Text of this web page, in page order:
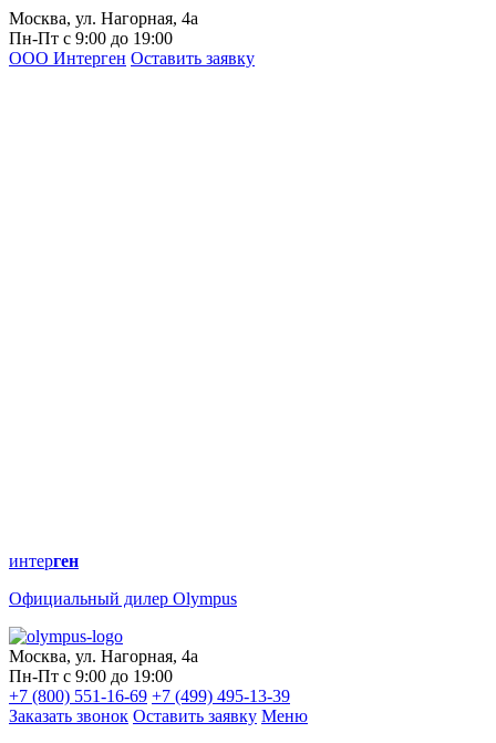
Москва, ул. Нагорная, 4а
Пн-Пт с 9:00 до 19:00
ООО Интерген Оставить заявку
интерген
Официальный дилер Olympus
Москва, ул. Нагорная, 4а
Пн-Пт с 9:00 до 19:00
+7 (800) 551-16-69 +7 (499) 495-13-39
Заказать звонок Оставить заявку Меню